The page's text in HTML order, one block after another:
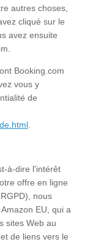
autres choses,
cliqué sur le
avez ensuite
Booking.com
vous y
de
à-dire l'intérêt
offre en ligne
nous
EU, qui a
sites Web au
de liens vers le